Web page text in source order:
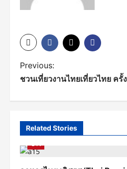
P
o
s
t
n
a
Previous:
ชวนเที่ยวงานไทยเที่ยวไทย ค
Related Stories
ข่าว